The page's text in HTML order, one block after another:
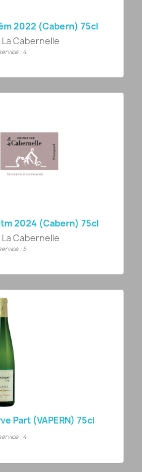
2022 (Cabern) 75cl
Cabernelle
: 4
2024 (Cabern) 75cl
Cabernelle
: 5
Part (VAPERN) 75cl
: 4